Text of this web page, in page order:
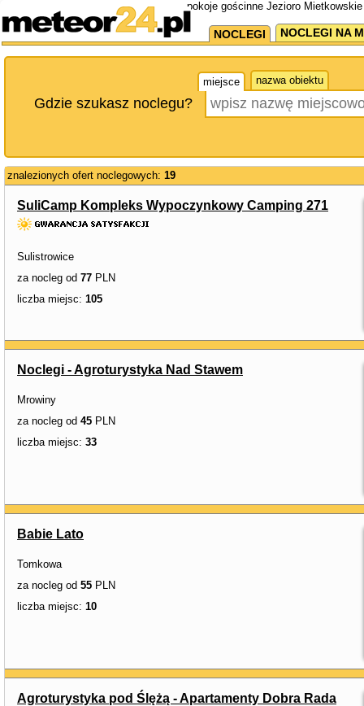
pokoje gościnne Jezioro
NOCLEGI NOCLEGI NA
miejsce nazwa obiektu
Gdzie szukasz noclegu?
znalezionych ofert noclegowych: 19
SuliCamp Kompleks Wypoczynkowy Camping 271
Sulistrowice
za nocleg od 77 PLN
liczba miejsc: 105
Noclegi - Agroturystyka Nad Stawem
Mrowiny
za nocleg od 45 PLN
liczba miejsc: 33
Babie Lato
Tomkowa
za nocleg od 55 PLN
liczba miejsc: 10
Agroturystyka pod Ślężą - Apartamenty Dobra Rada